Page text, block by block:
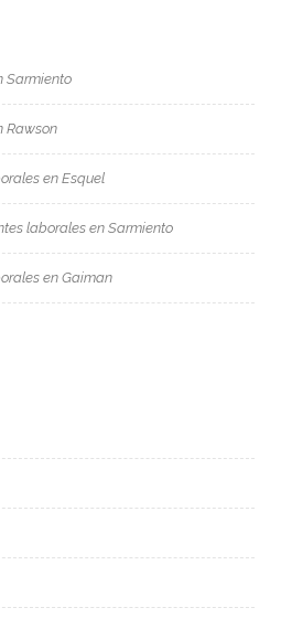
Sarmiento
Rawson
en Esquel
laborales en Sarmiento
en Gaiman